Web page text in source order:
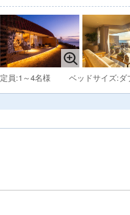
定員:1～4名様 ベッドサイズ: